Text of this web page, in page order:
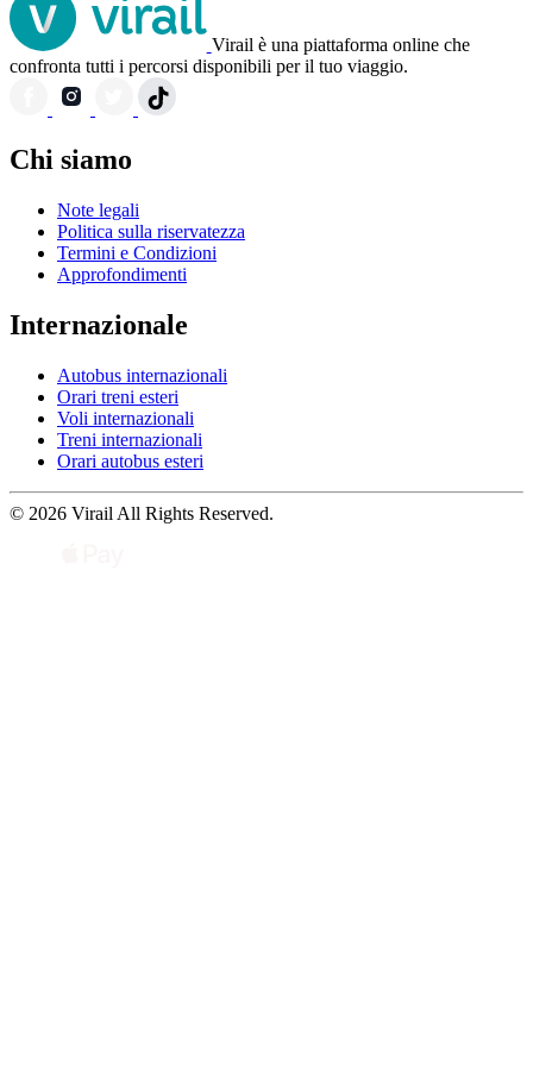
Virail è una piattaforma online che
confronta tutti i percorsi disponibili per il tuo viaggio.
Chi siamo
Note legali
Politica sulla riservatezza
Termini e Condizioni
Approfondimenti
Internazionale
Autobus internazionali
Orari treni esteri
Voli internazionali
Treni internazionali
Orari autobus esteri
© 2026 Virail All Rights Reserved.